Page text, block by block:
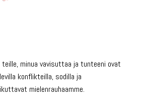
minua vavisuttaa ja tunteeni ovat
konflikteilla, sodilla ja
mielenrauhaamme.